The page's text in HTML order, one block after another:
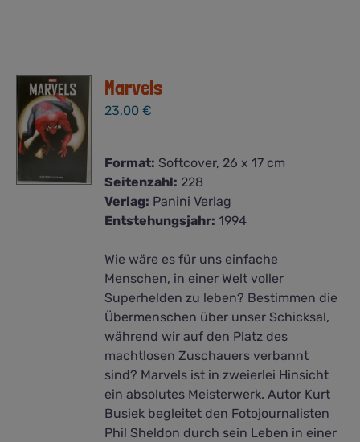
Marvels
23,00€
Format: Softcover, 26 x 17 cm
Seitenzahl: 228
Verlag: Panini Verlag
Entstehungsjahr: 1994
Wie wäre es für uns einfache
Menschen, in einer Welt voller
Superhelden zu leben? Bestimmen die
Übermenschen über unser Schicksal,
während wir auf den Platz des
machtlosen Zuschauers verbannt
sind? Marvels ist in zweierlei Hinsicht
ein absolutes Meisterwerk. Autor Kurt
Busiek begleitet den Fotojournalisten
Phil Sheldon durch sein Leben in einer